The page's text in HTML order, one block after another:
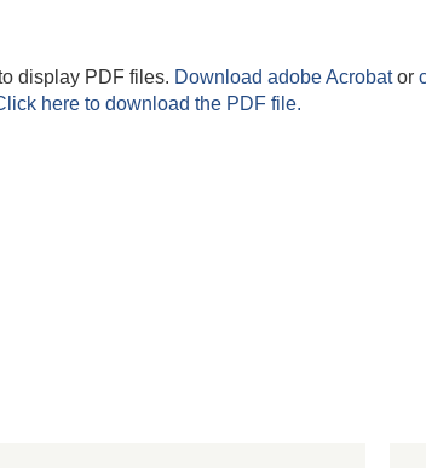
display PDF files. Download adobe Acrobator
here to download the PDF file.